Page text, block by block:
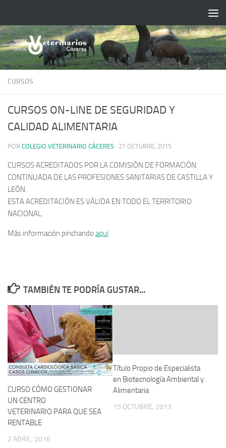
CURSOS
CURSOS ON-LINE DE SEGURIDAD Y
CALIDAD ALIMENTARIA
POR COLEGIO VETERINARIO CÁCERES · 27 OCTUBRE, 2015
CURSOS ACREDITADOS POR LA COMISIÓN DE FORMACIÓN
CONTINUADA DE LAS PROFESIONES SANITARIAS DE CASTILLA Y
LEÓN.
ESTA ACREDITACIÓN ES VÁLIDA EN TODO EL TERRITORIO
NACIONAL.
Más información pinchando aquí
TAMBIÉN TE PODRÍA GUSTAR...
CURSO CÓMO GESTIONAR
UN CENTRO
VETERINARIO PARA QUE SEA
RENTABLE
2 ABRIL, 2016
Título Propio de Especialista
en Biotecnología Ambiental y
Alimentaria
15 OCTUBRE, 2013